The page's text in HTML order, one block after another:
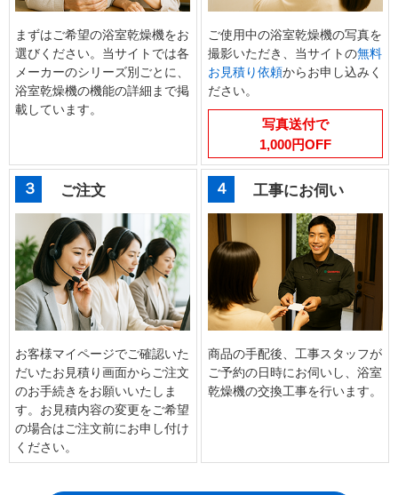
まずはご希望の浴室乾燥機をお
選びください。当サイトでは各
メーカーのシリーズ別ごとに、
浴室乾燥機の機能の詳細まで掲
載しています。
ご使用中の浴室乾燥機の写真を
撮影いただき、当サイトの無料
お見積り依頼からお申し込みく
ださい。
写真送付で
1,000円OFF
３ ご注文
お客様マイページでご確認いた
だいたお見積り画面からご注文
のお手続きをお願いいたしま
す。お見積内容の変更をご希望
の場合はご注文前にお申し付け
ください。
４ 工事にお伺い
商品の手配後、工事スタッフが
ご予約の日時にお伺いし、浴室
乾燥機の交換工事を行います。